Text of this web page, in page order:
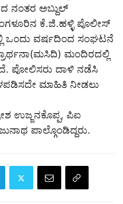
ನಂತರ ಅಬ್ದುಲ್
ಕೆ.ಜಿ.ಹಳ್ಳಿ ಪೊಲೀಸ್
ಒಂದು ವರ್ಷದಿಂದ ಸಂಘಟನೆ
ಮಂದಿರದಲ್ಲಿ
ಪೋಲಿಸರು ದಾಳಿ ನಡೆಸಿ
ಮಾಹಿತಿ ನೀಡಲು
ಉಜ್ಜನಕೊಪ್ಪ, ಪಿಐ
ಪಾಲ್ಗೊಂಡಿದ್ದರು.